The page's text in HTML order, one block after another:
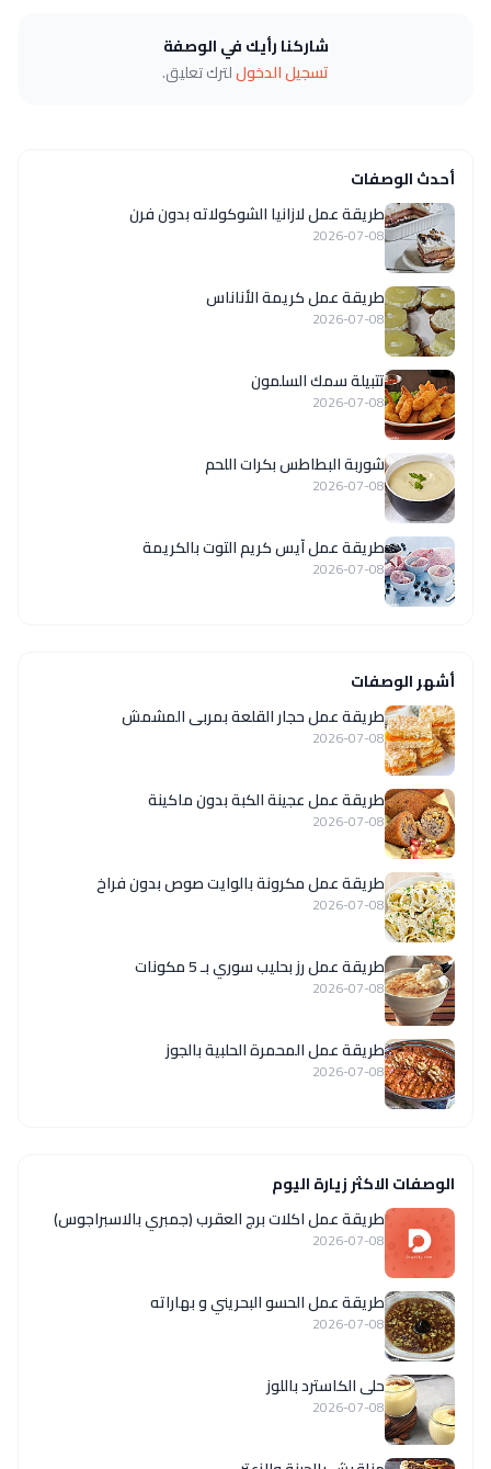
شاركنا رأيك في الوصفة
تسجيل الدخوللترك تعليق.
أحدث الوصفات
طريقة عمل لازانيا الشوكولاته بدون فرن
2026-07-08
طريقة عمل كريمة الأناناس
2026-07-08
تتبيلة سمك السلمون
2026-07-08
شوربة البطاطس بكرات اللحم
2026-07-08
طريقة عمل آيس كريم التوت بالكريمة
2026-07-08
أشهر الوصفات
طريقة عمل حجار القلعة بمربى المشمش
2026-07-08
طريقة عمل عجينة الكبة بدون ماكينة
2026-07-08
طريقة عمل مكرونة بالوايت صوص بدون فراخ
2026-07-08
طريقة عمل رز بحليب سوري بـ 5 مكونات
2026-07-08
طريقة عمل المحمرة الحلبية بالجوز
2026-07-08
الوصفات الاكثر زيارة اليوم
طريقة عمل اكلات برج العقرب (جمبري بالاسبراجوس)
2026-07-08
طريقة عمل الحسو البحريني و بهاراته
2026-07-08
حلى الكاسترد باللوز
2026-07-08